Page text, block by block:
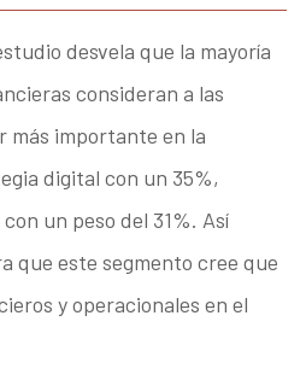
desvela que la mayoría
consideran a las
más importante en la
digital con un 35%,
un peso del 31%. Así
que este segmento cree que
y operacionales en el